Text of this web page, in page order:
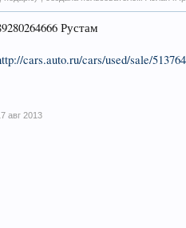
Рустам
cars.auto.ru/cars/used/sale/
авг 2013